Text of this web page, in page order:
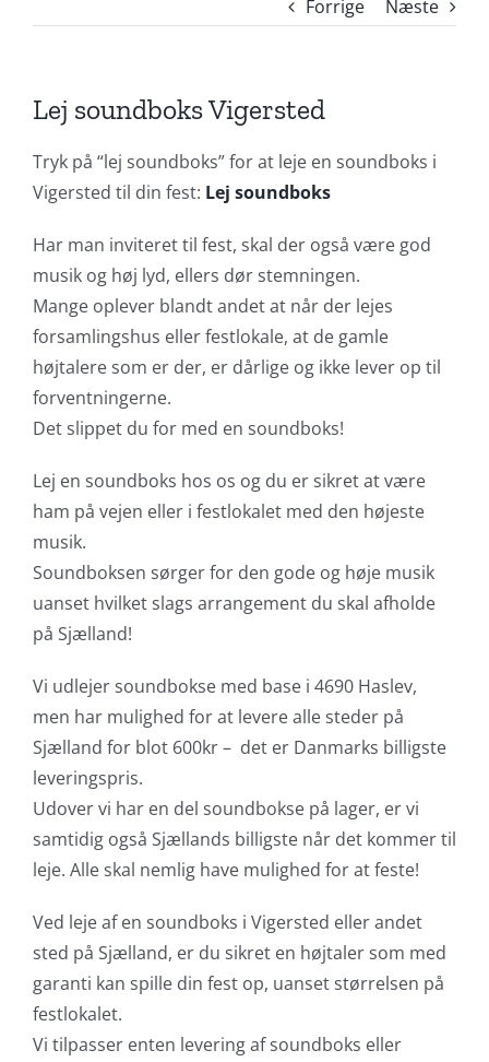
Forrige Næste
Lej soundboks Vigersted
Tryk på “lej soundboks” for at leje en soundboks i
Vigersted til din fest: Lej soundboks
Har man inviteret til fest, skal der også være god
musik og høj lyd, ellers dør stemningen.
Mange oplever blandt andet at når der lejes
forsamlingshus eller festlokale, at de gamle
højtalere som er der, er dårlige og ikke lever op til
forventningerne.
Det slippet du for med en soundboks!
Lej en soundboks hos os og du er sikret at være
ham på vejen eller i festlokalet med den højeste
musik.
Soundboksen sørger for den gode og høje musik
uanset hvilket slags arrangement du skal afholde
på Sjælland!
Vi udlejer soundbokse med base i 4690 Haslev,
men har mulighed for at levere alle steder på
Sjælland for blot 600kr – det er Danmarks billigste
leveringspris.
Udover vi har en del soundbokse på lager, er vi
samtidig også Sjællands billigste når det kommer til
leje. Alle skal nemlig have mulighed for at feste!
Ved leje af en soundboks i Vigersted eller andet
sted på Sjælland, er du sikret en højtaler som med
garanti kan spille din fest op, uanset størrelsen på
festlokalet.
Vi tilpasser enten levering af soundboks eller